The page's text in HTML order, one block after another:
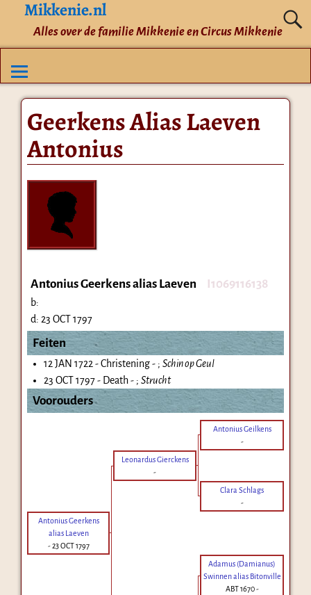
Mikkenie.nl
Alles over de familie Mikkenie en Circus Mikkenie
Geerkens Alias Laeven
Antonius
Antonius Geerkens alias Laeven I1069116138
b:
d: 23 OCT 1797
Feiten
12 JAN 1722 - Christening - ; Schin op Geul
23 OCT 1797 - Death - ; Strucht
Voorouders
Antonius Geilkens
-
Leonardus Gierckens
-
Clara Schlags
-
Antonius Geerkens
alias Laeven
-23 OCT 1797
Adamus (Damianus)
Swinnen alias Bitonville
ABT 1670-